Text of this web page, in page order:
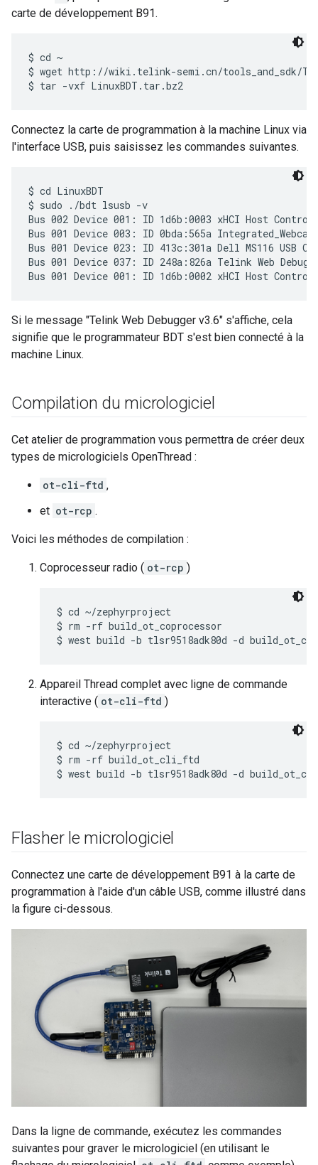
carte de développement B91.
$ cd ~
$ wget http://wiki.telink-semi.cn/tools_and_sdk/
Connectez la carte de programmation à la machine Linux via
l'interface USB, puis saisissez les commandes suivantes.
$ cd LinuxBDT
$ sudo ./bdt lsusb -v
Bus 002 Device 001: ID 1d6b:0003 xHCI Host
Bus 001 Device 003: ID 0bda:565a
Bus 001 Device 023: ID 413c:301a Dell MS116 USB
Bus 001 Device 037: ID 248a:826a Telink Web
Si le message "Telink Web Debugger v3.6" s'affiche, cela
signifie que le programmateur BDT s'est bien connecté à la
machine Linux.
Compilation du micrologiciel
Cet atelier de programmation vous permettra de créer deux
types de micrologiciels OpenThread :
ot-cli-ftd ,
et ot-rcp .
Voici les méthodes de compilation :
Coprocesseur radio ( ot-rcp )
$ cd ~/zephyrproject
$ rm -rf build_ot_coprocessor
Appareil Thread complet avec ligne de commande
interactive ( ot-cli-ftd )
$ cd ~/zephyrproject
$ rm -rf build_ot_cli_ftd
Flasher le micrologiciel
Connectez une carte de développement B91 à la carte de
programmation à l'aide d'un câble USB, comme illustré dans
la figure ci-dessous.
Dans la ligne de commande, exécutez les commandes
suivantes pour graver le micrologiciel (en utilisant le